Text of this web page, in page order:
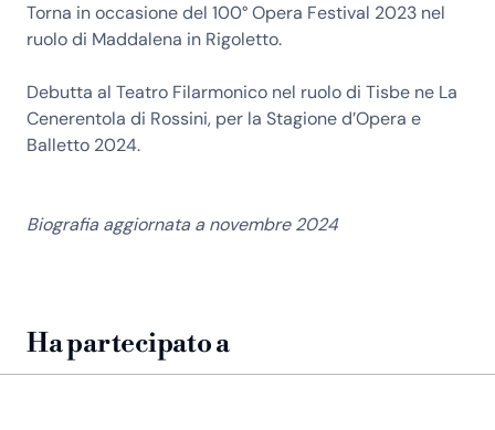
Torna in occasione del 100° Opera Festival 2023 nel
ruolo di Maddalena in Rigoletto.
Debutta al Teatro Filarmonico nel ruolo di Tisbe ne La
Cenerentola di Rossini, per la Stagione d’Opera e
Balletto 2024.
Biografia aggiornata a novembre 2024
Ha partecipato a